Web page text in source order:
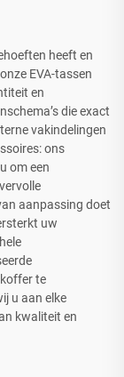
heeft en
EVA-tassen
en
die exact
vakindelingen
ons
om een
aanpassing doet
uw
te
u aan elke
kwaliteit en